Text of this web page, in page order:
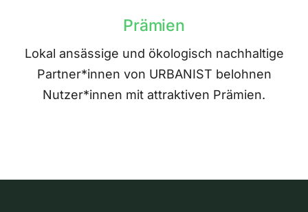
Prämien
Lokal ansässige und ökologisch nachhaltige
Partner*innen von URBANIST belohnen
Nutzer*innen mit attraktiven Prämien.